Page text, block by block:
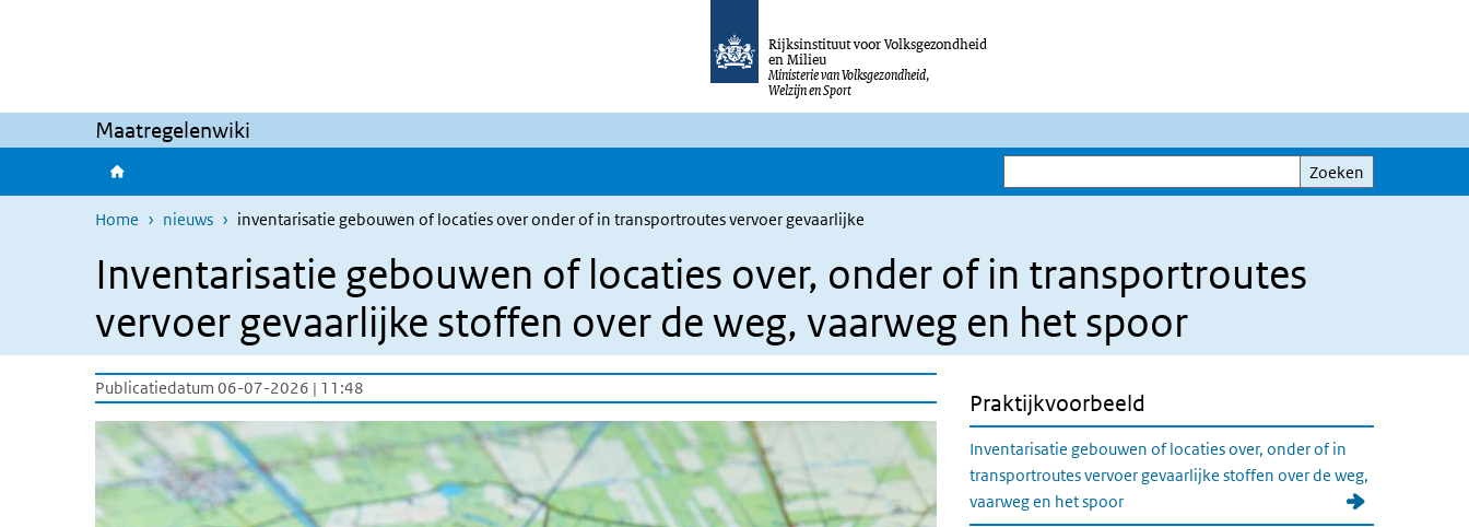
Rijksinstituut voor Volksgezondheid
en Milieu
Ministerie van Volksgezondheid,
Welzijn en Sport
Maatregelenwiki
Zoeken
Zoeken
Home nieuws inventarisatie gebouwen of locaties over onder of in transportroutes vervoer gevaarlijke
Inventarisatie gebouwen of locaties over, onder of in transportroutes
vervoer gevaarlijke stoffen over de weg, vaarweg en het spoor
Publicatiedatum 06-07-2026 | 11:48
Praktijkvoorbeeld
Inventarisatie gebouwen of locaties over, onder of in
transportroutes vervoer gevaarlijke stoffen over de weg,
vaarweg en het spoor